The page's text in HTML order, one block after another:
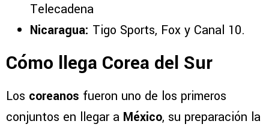
Telecadena
Nicaragua: Tigo Sports, Fox y Canal 10.
Cómo llega Corea del Sur
Los coreanos fueron uno de los primeros
conjuntos en llegar a México, su preparación la